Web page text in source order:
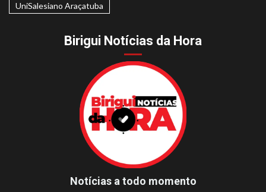
UniSalesiano Araçatuba
Birigui Notícias da Hora
Notícias a todo momento